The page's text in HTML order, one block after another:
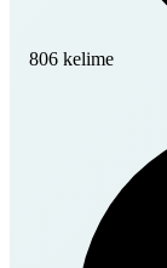
806 kelime